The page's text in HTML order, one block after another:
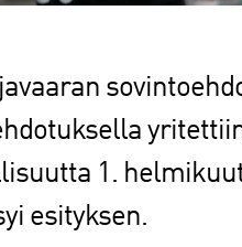
1.
esityksen.